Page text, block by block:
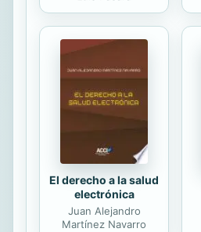
El derecho a la salud
electrónica
Juan Alejandro
Martínez Navarro